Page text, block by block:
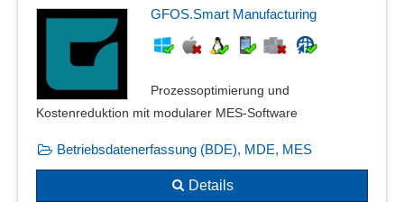
GFOS.Smart Manufacturing
Prozessoptimierung und
Kostenreduktion mit modularer MES-Software
Betriebsdatenerfassung (BDE), MDE, MES
Details